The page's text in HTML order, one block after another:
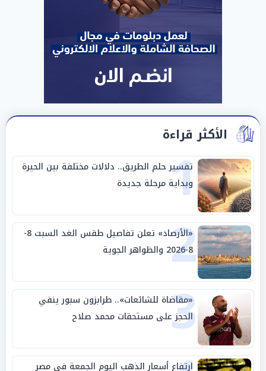
الأكثر قراءة
1
تفسير حلم الطريق.. دلالات مختلفة بين الحيرة
وبداية مرحلة جديدة
2
«الأرصاد» تعلن تفاصيل طقس الغد السبت 8-
8-2026 والظواهر الجوية
3
«مقاضاة للشائعات».. طرابزون سبور ينفي
الحجز على مستحقات محمد صلاح
ارتفاع أسعار الذهب اليوم الجمعة في مصر